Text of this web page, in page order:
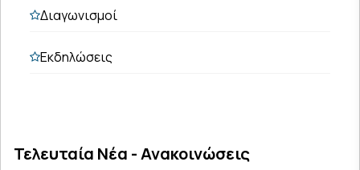
Διαγωνισμοί
Εκδηλώσεις
Τελευταία Νέα - Ανακοινώσεις